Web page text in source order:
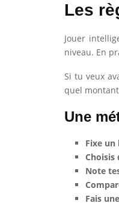
Les
Jouer
niveau. En
Si tu veux
quel
Une
Fixe un
Choisis
Note
Fais